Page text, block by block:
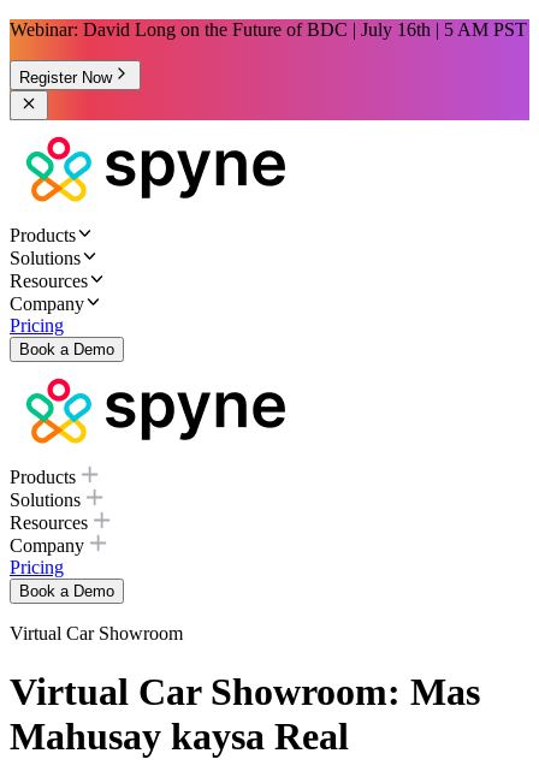
Webinar: David Long on the Future of BDC | July 16th | 5 AM PST
Register Now
Products
Solutions
Resources
Company
Pricing
Book a Demo
Products
Solutions
Resources
Company
Pricing
Book a Demo
Virtual Car Showroom
Virtual Car Showroom: Mas
Mahusay kaysa Real